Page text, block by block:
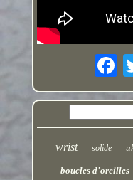
wrist solide
boucles d'oreilles